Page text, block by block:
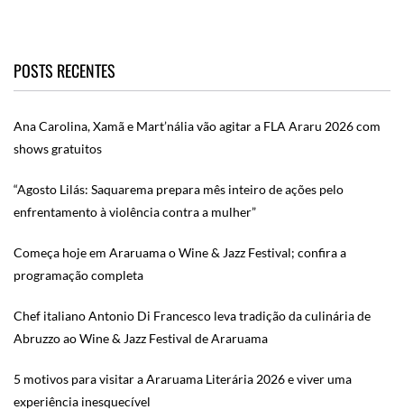
POSTS RECENTES
Ana Carolina, Xamã e Mart’nália vão agitar a FLA Araru 2026 com
shows gratuitos
“Agosto Lilás: Saquarema prepara mês inteiro de ações pelo
enfrentamento à violência contra a mulher”
Começa hoje em Araruama o Wine & Jazz Festival; confira a
programação completa
Chef italiano Antonio Di Francesco leva tradição da culinária de
Abruzzo ao Wine & Jazz Festival de Araruama
5 motivos para visitar a Araruama Literária 2026 e viver uma
experiência inesquecível